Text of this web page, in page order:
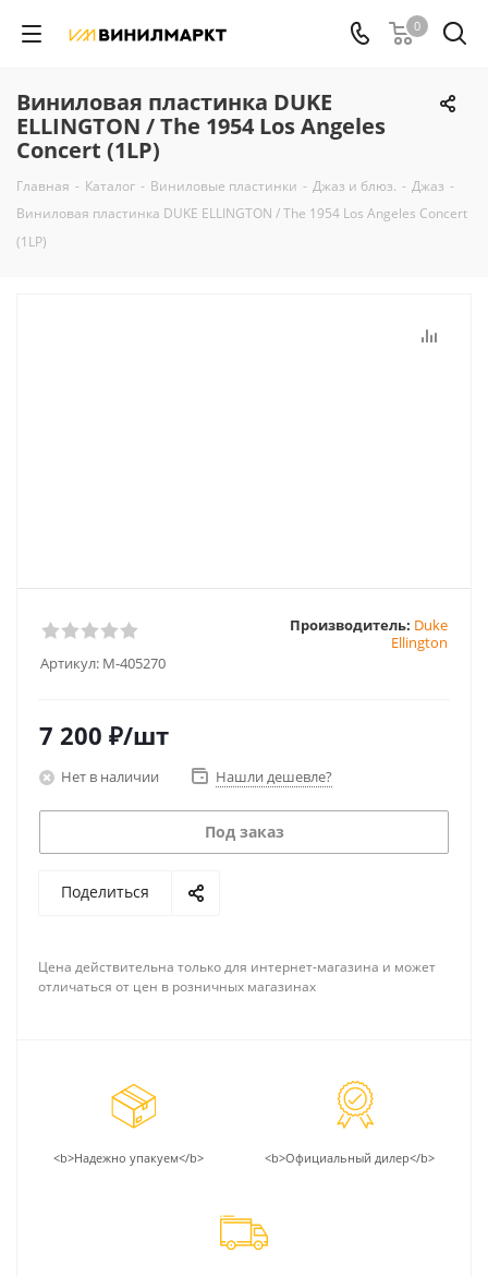
0
Виниловая пластинка DUKE
ELLINGTON / The 1954 Los Angeles
Concert (1LP)
Главная - Каталог - Виниловые пластинки - Джаз и блюз. - Джаз -
Виниловая пластинка DUKE ELLINGTON / The 1954 Los Angeles Concert
(1LP)
Артикул: M-405270
Производитель: Duke
Ellington
7 200 ₽/шт
Нет в наличии Нашли дешевле?
Под заказ
Поделиться
Цена действительна только для интернет-магазина и может
отличаться от цен в розничных магазинах
<b>Надежно упакуем</b> <b>Официальный дилер</b>